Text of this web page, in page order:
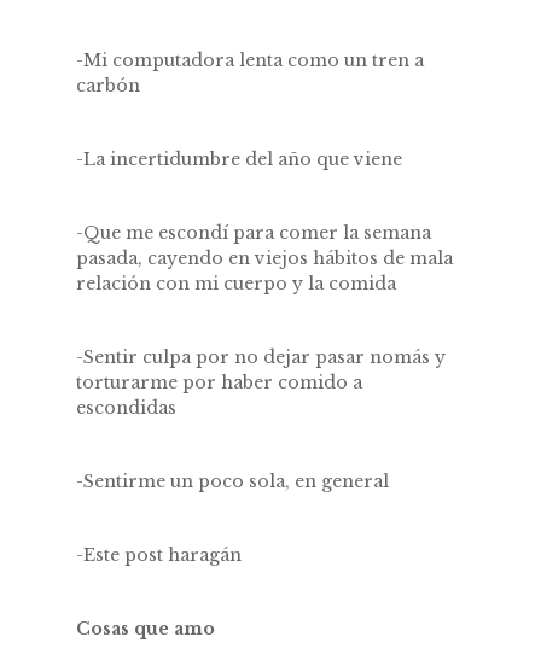
-Mi computadora lenta como un tren a
carbón
-La incertidumbre del año que viene
-Que me escondí para comer la semana
pasada, cayendo en viejos hábitos de mala
relación con mi cuerpo y la comida
-Sentir culpa por no dejar pasar nomás y
torturarme por haber comido a
escondidas
-Sentirme un poco sola, en general
-Este post haragán
Cosas que amo